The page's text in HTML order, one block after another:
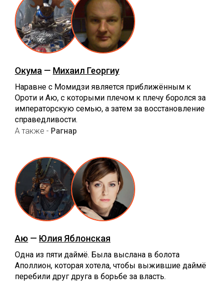
Окума — Михаил Георгиу
Наравне с Момидзи является приближённым к
Ороти и Аю, с которыми плечом к плечу боролся за
императорскую семью, а затем за восстановление
справедливости.
А также - Рагнар
Аю — Юлия Яблонская
Одна из пяти даймё. Была выслана в болота
Аполлион, которая хотела, чтобы выжившие даймё
перебили друг друга в борьбе за власть.